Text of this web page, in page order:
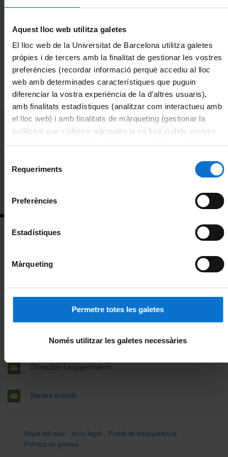
Aquest lloc web utilitza galetes
El lloc web de la Universitat de Barcelona utilitza galetes
pròpies i de tercers amb la finalitat de gestionar les vostres
preferències (recordar informació perquè accediu al lloc
web amb determinades característiques que puguin
diferenciar la vostra experiència de la d’altres usuaris),
amb finalitats estadístiques (analitzar com interactueu amb
el lloc web) i amb finalitats de màrqueting (gestionar la
publicitat que s’ofereix adequant-la en funció dels vostres
web de la Universitat de Barcelona
Requeriments
Preferències
Estadístiques
Màrqueting
Permetre totes les galetes
Només utilitzar les galetes necessàries
Directori
Español
English
Descripció:
Publicada una nova convocatòria de beques de col·laboració amb
la Unitat d'Infermeria de la Facultar de Medicina i Ciències de la
Salut.
Termini de presentació de sol·licituds del 06/10/2021 al
13/10/2021.
Més informació i sol·licitud a laSeu Electrònica
Beques UB
2021
Clínic, Bellvitge i Sant Joan de Déu
Barcelona, l'Hospitalet i Sant Boi
Contacte
Consultes i suggeriments
Xarxes socials
Mapa del web Avís legal
Portal de transparència
Política de galetes